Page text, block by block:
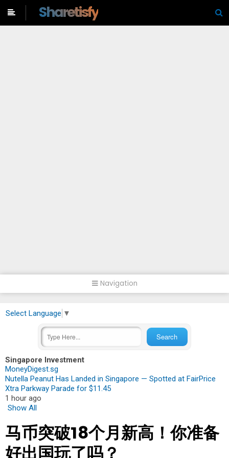
Sharetisfy
Navigation
Select Language ▼
Singapore Investment
MoneyDigest.sg
Nutella Peanut Has Landed in Singapore — Spotted at FairPrice
Xtra Parkway Parade for $11.45
1 hour ago
Show All
马币突破18个月新高！你准备
好出国玩了吗？